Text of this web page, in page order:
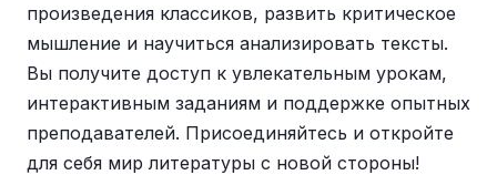
произведения классиков, развить критическое
мышление и научиться анализировать тексты.
Вы получите доступ к увлекательным урокам,
интерактивным заданиям и поддержке опытных
преподавателей. Присоединяйтесь и откройте
для себя мир литературы с новой стороны!